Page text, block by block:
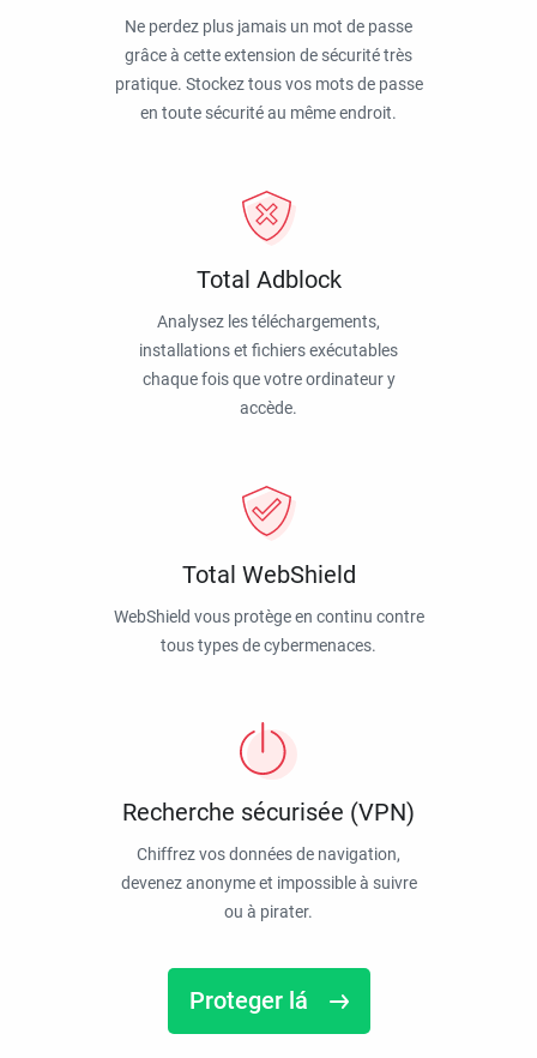
Ne perdez plus jamais un mot de passe
grâce à cette extension de sécurité très
pratique. Stockez tous vos mots de passe
en toute sécurité au même endroit.
Total Adblock
Analysez les téléchargements,
installations et fichiers exécutables
chaque fois que votre ordinateur y
accède.
Total WebShield
WebShield vous protège en continu contre
tous types de cybermenaces.
Recherche sécurisée (VPN)
Chiffrez vos données de navigation,
devenez anonyme et impossible à suivre
ou à pirater.
Proteger lá